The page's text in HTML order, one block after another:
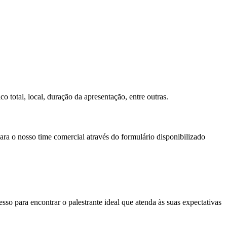
total, local, duração da apresentação, entre outras.
o nosso time comercial através do formulário disponibilizado
para encontrar o palestrante ideal que atenda às suas expectativas